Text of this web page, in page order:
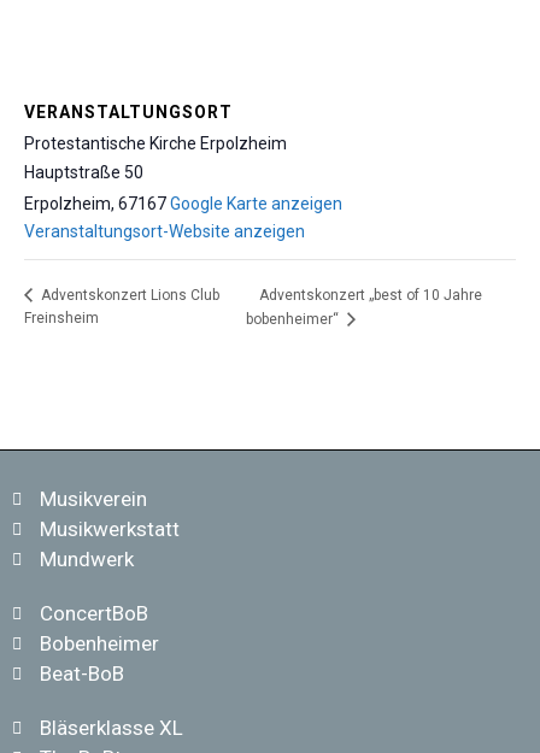
VERANSTALTUNGSORT
Protestantische Kirche Erpolzheim
Hauptstraße 50
Erpolzheim, 67167Google Karte anzeigen
Veranstaltungsort-Website anzeigen
Adventskonzert Lions Club
Freinsheim
Adventskonzert „best of 10 Jahre
bobenheimer“
Musikverein
Musikwerkstatt
Mundwerk
ConcertBoB
Bobenheimer
Beat-BoB
Bläserklasse XL